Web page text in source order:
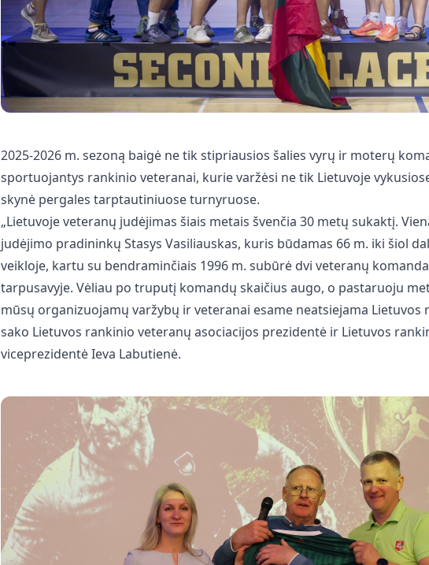
2025-2026 m. sezoną baigė ne tik stipriausios šalies vyrų ir moterų
sportuojantys rankinio veteranai, kurie varžėsi ne tik Lietuvoje
skynė pergales tarptautiniuose turnyruose.
„Lietuvoje veteranų judėjimas šiais metais švenčia 30 metų sukaktį.
judėjimo pradininkų Stasys Vasiliauskas, kuris būdamas 66 m. iki šiol
veikloje, kartu su bendraminčiais 1996 m. subūrė dvi veteranų
tarpusavyje. Vėliau po truputį komandų skaičius augo, o pastaruoju
mūsų organizuojamų varžybų ir veteranai esame neatsiejama Lietuvos
sako Lietuvos rankinio veteranų asociacijos prezidentė ir Lietuvos
viceprezidentė Ieva Labutienė.